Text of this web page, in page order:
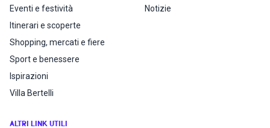
Eventi e festività
Itinerari e scoperte
Shopping, mercati e fiere
Sport e benessere
Ispirazioni
Villa Bertelli
Notizie
ALTRI LINK UTILI